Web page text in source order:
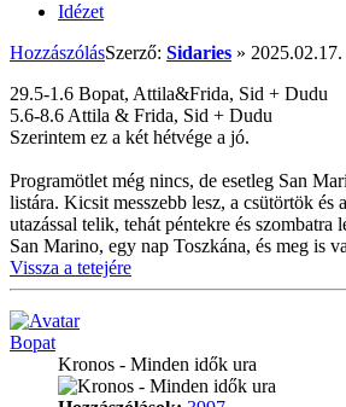
Idézet
HozzászólásSzerző: Sidaries »
29.5-1.6 Bopat, Attila&Frida, Sid + Dudu
5.6-8.6 Attila & Frida, Sid + Dudu
Szerintem ez a két hétvége a jó.
Programötlet még nincs, de esetleg San
listára. Kicsit messzebb lesz, a csütörtök és
utazással telik, tehát péntekre és szombatra
San Marino, egy nap Toszkána, és meg is
Vissza a tetejére
Bopat
Kronos - Minden idők ura